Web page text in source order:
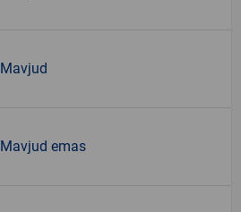
Mavjud
Mavjud emas